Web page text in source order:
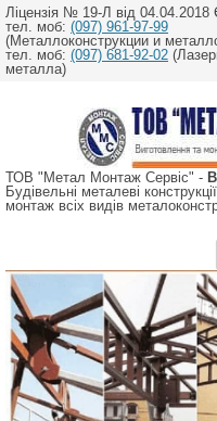
Ліцензія № 19-Л від
тел. моб: (097) 961-97-99
(Металлоконструкции и
тел. моб: (097) 681-92-02
металла)
ТОВ "Метал Монтаж Сервіс" -
Будівельні металеві
монтаж всіх видів